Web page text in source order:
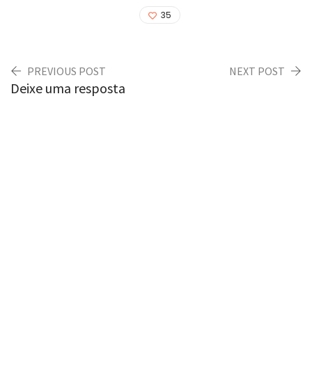
35
PREVIOUS POST NEXT POST
Deixe uma resposta